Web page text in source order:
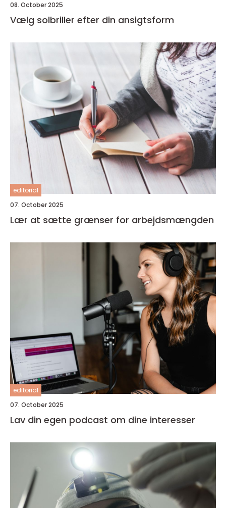
08. October 2025
Vælg solbriller efter din ansigtsform
editorial
07. October 2025
Lær at sætte grænser for arbejdsmængden
editorial
07. October 2025
Lav din egen podcast om dine interesser